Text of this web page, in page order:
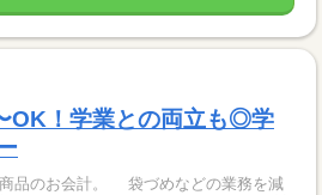
OK！学業との両立も◎学
品のお会計。 袋づめなどの業務を減